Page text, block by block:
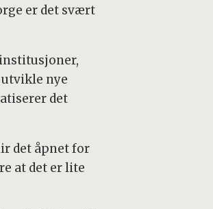
er det svært
nye
det
det åpnet for
at det er lite